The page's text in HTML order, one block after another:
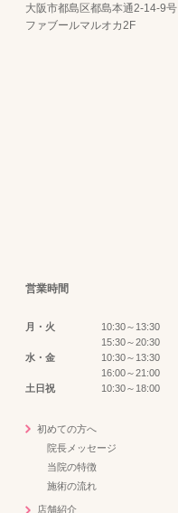
大阪市都島区都島本通2-14-9号
ファブールマルオカ2F
営業時間
月・火
10:30～13:30
15:30～20:30
水・金
10:30～13:30
16:00～21:00
土日祝
10:30～18:00
初めての方へ
院長メッセージ
当院の特徴
施術の流れ
店舗紹介